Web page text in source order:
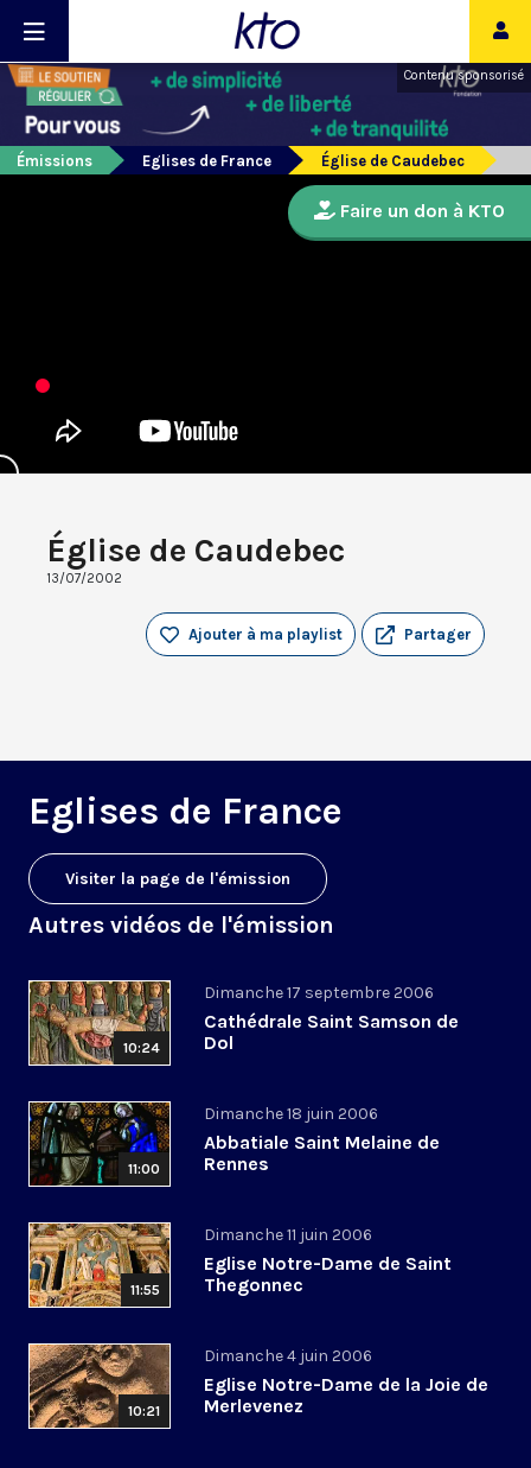
Contenu sponsorisé
Émissions Eglises de France Église de Caudebec
Église de Caudebec
13/07/2002
Partager
Ajouter à ma playlist
Eglises de France
Visiter la page de l'émission
Autres vidéos de l'émission
10:24
Dimanche 17 septembre 2006
Cathédrale Saint Samson de
Dol
11:00
Dimanche 18 juin 2006
Abbatiale Saint Melaine de
Rennes
11:55
Dimanche 11 juin 2006
Eglise Notre-Dame de Saint
Thegonnec
10:21
Dimanche 4 juin 2006
Eglise Notre-Dame de la Joie de
Merlevenez
Faire un don à KTO